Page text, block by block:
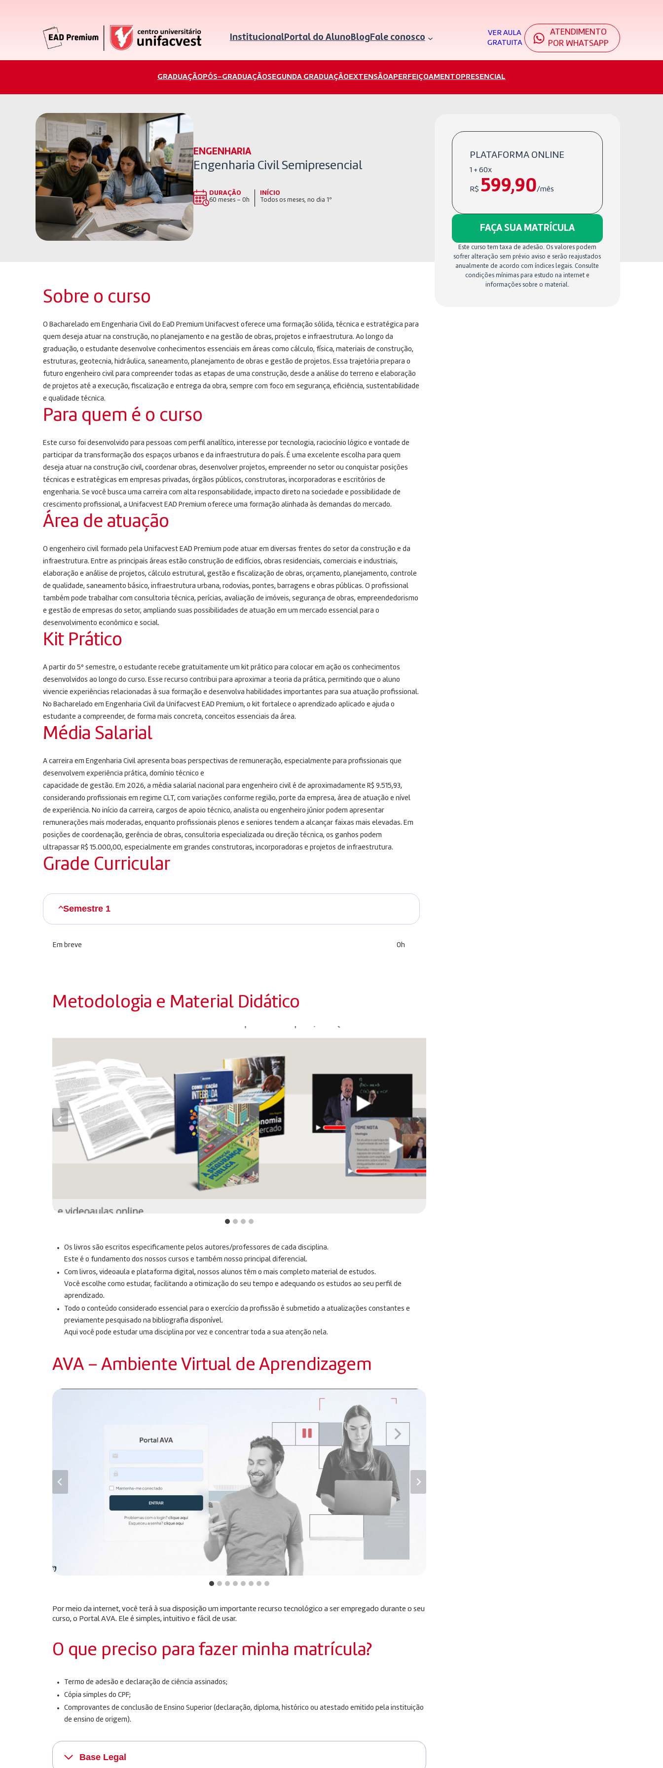
InstitucionalPortal do AlunoBlogFale conosco
VER AULA
GRATUITA
ATENDIMENTO
POR WHATSAPP
GRADUAÇÃOPÓS-GRADUAÇÃOSEGUNDA GRADUAÇÃOEXTENSÃOAPERFEIÇOAMENTOPRESENCIAL
ENGENHARIA
Engenharia Civil Semipresencial
DURAÇÃO
60 meses – 0h
INÍCIO
Todos os meses, no dia 1º
Sobre o curso
O Bacharelado em Engenharia Civil do EaD Premium Unifacvest oferece uma formação sólida, técnica e estratégica para
quem deseja atuar na construção, no planejamento e na gestão de obras, projetos e infraestrutura. Ao longo da
graduação, o estudante desenvolve conhecimentos essenciais em áreas como cálculo, física, materiais de construção,
estruturas, geotecnia, hidráulica, saneamento, planejamento de obras e gestão de projetos. Essa trajetória prepara o
futuro engenheiro civil para compreender todas as etapas de uma construção, desde a análise do terreno e elaboração
de projetos até a execução, fiscalização e entrega da obra, sempre com foco em segurança, eficiência, sustentabilidade
e qualidade técnica.
Para quem é o curso
Este curso foi desenvolvido para pessoas com perfil analítico, interesse por tecnologia, raciocínio lógico e vontade de
participar da transformação dos espaços urbanos e da infraestrutura do país. É uma excelente escolha para quem
deseja atuar na construção civil, coordenar obras, desenvolver projetos, empreender no setor ou conquistar posições
técnicas e estratégicas em empresas privadas, órgãos públicos, construtoras, incorporadoras e escritórios de
engenharia. Se você busca uma carreira com alta responsabilidade, impacto direto na sociedade e possibilidade de
crescimento profissional, a Unifacvest EAD Premium oferece uma formação alinhada às demandas do mercado.
Área de atuação
O engenheiro civil formado pela Unifacvest EAD Premium pode atuar em diversas frentes do setor da construção e da
infraestrutura. Entre as principais áreas estão construção de edifícios, obras residenciais, comerciais e industriais,
elaboração e análise de projetos, cálculo estrutural, gestão e fiscalização de obras, orçamento, planejamento, controle
de qualidade, saneamento básico, infraestrutura urbana, rodovias, pontes, barragens e obras públicas. O profissional
também pode trabalhar com consultoria técnica, perícias, avaliação de imóveis, segurança de obras, empreendedorismo
e gestão de empresas do setor, ampliando suas possibilidades de atuação em um mercado essencial para o
desenvolvimento econômico e social.
Kit Prático
A partir do 5º semestre, o estudante recebe gratuitamente um kit prático para colocar em ação os conhecimentos
desenvolvidos ao longo do curso. Esse recurso contribui para aproximar a teoria da prática, permitindo que o aluno
vivencie experiências relacionadas à sua formação e desenvolva habilidades importantes para sua atuação profissional.
No Bacharelado em Engenharia Civil da Unifacvest EAD Premium, o kit fortalece o aprendizado aplicado e ajuda o
estudante a compreender, de forma mais concreta, conceitos essenciais da área.
Média Salarial
A carreira em Engenharia Civil apresenta boas perspectivas de remuneração, especialmente para profissionais que
desenvolvem experiência prática, domínio técnico e
capacidade de gestão. Em 2026, a média salarial nacional para engenheiro civil é de aproximadamente R$ 9.515,93,
considerando profissionais em regime CLT, com variações conforme região, porte da empresa, área de atuação e nível
de experiência. No início da carreira, cargos de apoio técnico, analista ou engenheiro júnior podem apresentar
remunerações mais moderadas, enquanto profissionais plenos e seniores tendem a alcançar faixas mais elevadas. Em
posições de coordenação, gerência de obras, consultoria especializada ou direção técnica, os ganhos podem
ultrapassar R$ 15.000,00, especialmente em grandes construtoras, incorporadoras e projetos de infraestrutura.
Grade Curricular
Semestre 1
Em breve 0h
PLATAFORMA ONLINE
1 + 60x
R$ 599,90/mês
FAÇA SUA MATRÍCULA
Este curso tem taxa de adesão. Os valores podem
sofrer alteração sem prévio aviso e serão reajustados
anualmente de acordo com índices legais. Consulte
condições mínimas para estudo na internet e
informações sobre o material.
Metodologia e Material Didático
Os livros são escritos especificamente pelos autores/professores de cada disciplina.
Este é o fundamento dos nossos cursos e também nosso principal diferencial.
Com livros, videoaula e plataforma digital, nossos alunos têm o mais completo material de estudos.
Você escolhe como estudar, facilitando a otimização do seu tempo e adequando os estudos ao seu perfil de
aprendizado.
Todo o conteúdo considerado essencial para o exercício da profissão é submetido a atualizações constantes e
previamente pesquisado na bibliografia disponível.
Aqui você pode estudar uma disciplina por vez e concentrar toda a sua atenção nela.
AVA – Ambiente Virtual de Aprendizagem
Por meio da internet, você terá à sua disposição um importante recurso tecnológico a ser empregado durante o seu
curso, o Portal AVA. Ele é simples, intuitivo e fácil de usar.
O que preciso para fazer minha matrícula?
Termo de adesão e declaração de ciência assinados;
Cópia simples do CPF;
Comprovantes de conclusão de Ensino Superior (declaração, diploma, histórico ou atestado emitido pela instituição
de ensino de origem).
Base Legal